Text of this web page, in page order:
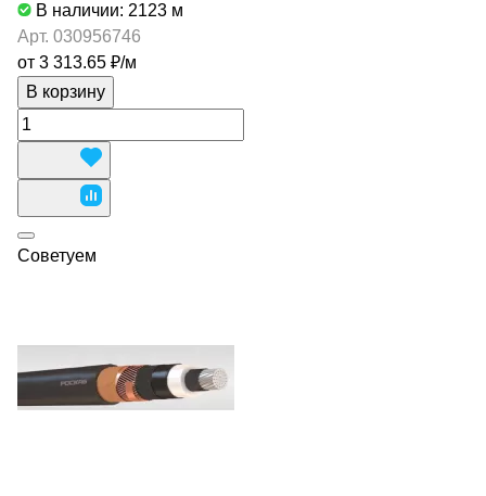
В наличии: 2123 м
Арт. 030956746
от 3 313.65 ₽/м
В корзину
Советуем